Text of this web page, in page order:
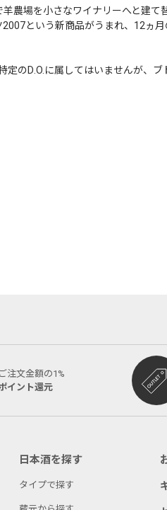
農場を小さなワイナリーへと建て
という新商品がうまれ、12ヵ
のD.O.に属してはいませんが、
ご注文金額の1%
イント還元
日本酒を探す
タイプで探す